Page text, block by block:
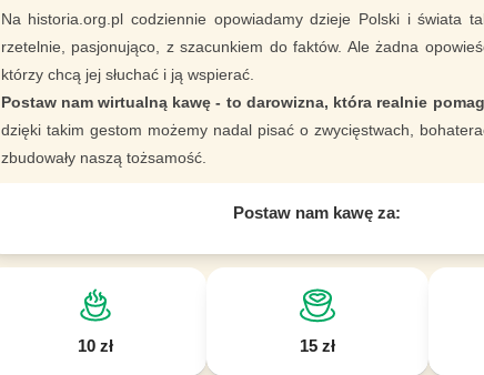
Na historia.org.pl codziennie opowiadamy dzieje Polski i świata
rzetelnie, pasjonująco, z szacunkiem do faktów. Ale żadna
którzy chcą jej słuchać i ją wspierać.
Postaw nam wirtualną kawę - to darowizna, która realnie
dzięki takim gestom możemy nadal pisać o zwycięstwach,
zbudowały naszą tożsamość.
Postaw nam kawę za:
10 zł 15 zł